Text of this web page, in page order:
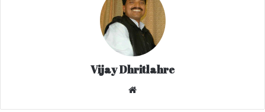
Vijay Dhritlahre